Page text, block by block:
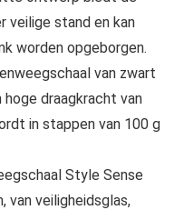
veilige stand en kan
worden opgeborgen.
van zwart
draagkracht van
in stappen van 100 g
Style Sense
van veiligheidsglas,